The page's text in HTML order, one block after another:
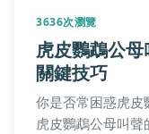
3636次瀏覽
虎皮鸚鵡公
關鍵技巧
你是否常困惑虎皮
虎皮鸚鵡公母叫